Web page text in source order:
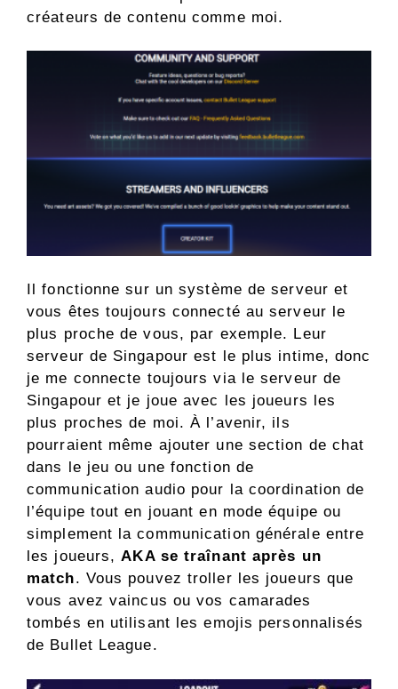
créateurs de contenu comme moi.
Il fonctionne sur un système de serveur et
vous êtes toujours connecté au serveur le
plus proche de vous, par exemple. Leur
serveur de Singapour est le plus intime, donc
je me connecte toujours via le serveur de
Singapour et je joue avec les joueurs les
plus proches de moi. À l’avenir, ils
pourraient même ajouter une section de chat
dans le jeu ou une fonction de
communication audio pour la coordination de
l’équipe tout en jouant en mode équipe ou
simplement la communication générale entre
les joueurs,AKA se traînant après un
match. Vous pouvez troller les joueurs que
vous avez vaincus ou vos camarades
tombés en utilisant les emojis personnalisés
de Bullet League.